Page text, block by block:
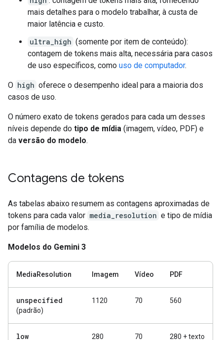
mais detalhes para o modelo trabalhar, à custa de
maior latência e custo.
ultra_high (somente por item de conteúdo):
contagem de tokens mais alta, necessária para casos
de uso específicos, como uso de computador.
O high oferece o desempenho ideal para a maioria dos
casos de uso.
O número exato de tokens gerados para cada um desses
níveis depende do tipo de mídia (imagem, vídeo, PDF) e
da versão do modelo.
Contagens de tokens
As tabelas abaixo resumem as contagens aproximadas de
tokens para cada valor media_resolution e tipo de mídia
por família de modelos.
Modelos do Gemini 3
MediaResolution Imagem Vídeo PDF
unspecified
(padrão)
1120 70 560
low 280 70 280 + texto